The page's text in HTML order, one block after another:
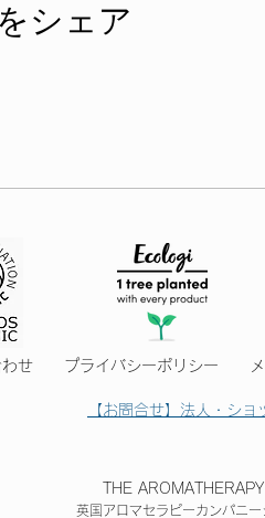
シェア
わせ プライバシーポリシー
THE
英国アロマセラピーカンパニ
【お問合せ】法人・シ